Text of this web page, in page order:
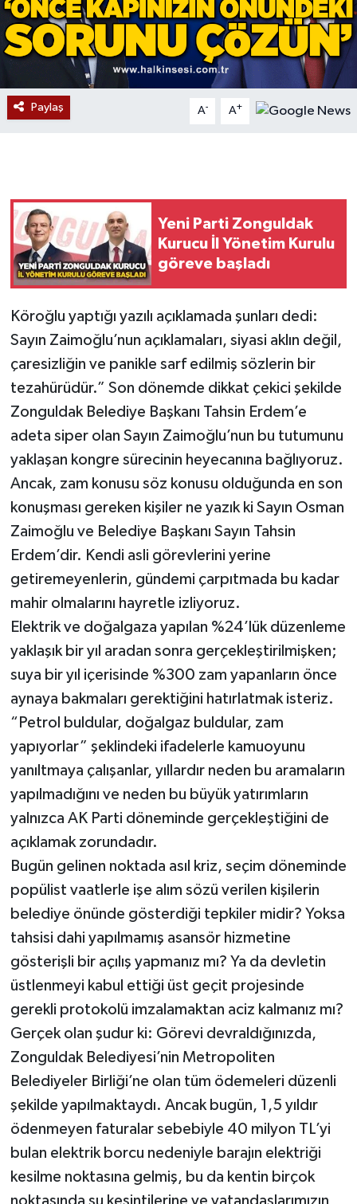
Paylaş A- A+
Yeni Parti Zonguldak
Kurucu İl Yönetim Kurulu
göreve başladı
Köroğlu yaptığı yazılı açıklamada şunları dedi:
Sayın Zaimoğlu’nun açıklamaları, siyasi aklın değil,
çaresizliğin ve panikle sarf edilmiş sözlerin bir
tezahürüdür.” Son dönemde dikkat çekici şekilde
Zonguldak Belediye Başkanı Tahsin Erdem’e
adeta siper olan Sayın Zaimoğlu’nun bu tutumunu
yaklaşan kongre sürecinin heyecanına bağlıyoruz.
Ancak, zam konusu söz konusu olduğunda en son
konuşması gereken kişiler ne yazık ki Sayın Osman
Zaimoğlu ve Belediye Başkanı Sayın Tahsin
Erdem’dir. Kendi asli görevlerini yerine
getiremeyenlerin, gündemi çarpıtmada bu kadar
mahir olmalarını hayretle izliyoruz.
Elektrik ve doğalgaza yapılan %24’lük düzenleme
yaklaşık bir yıl aradan sonra gerçekleştirilmişken;
suya bir yıl içerisinde %300 zam yapanların önce
aynaya bakmaları gerektiğini hatırlatmak isteriz.
“Petrol buldular, doğalgaz buldular, zam
yapıyorlar” şeklindeki ifadelerle kamuoyunu
yanıltmaya çalışanlar, yıllardır neden bu aramaların
yapılmadığını ve neden bu büyük yatırımların
yalnızca AK Parti döneminde gerçekleştiğini de
açıklamak zorundadır.
Bugün gelinen noktada asıl kriz, seçim döneminde
popülist vaatlerle işe alım sözü verilen kişilerin
belediye önünde gösterdiği tepkiler midir? Yoksa
tahsisi dahi yapılmamış asansör hizmetine
gösterişli bir açılış yapmanız mı? Ya da devletin
üstlenmeyi kabul ettiği üst geçit projesinde
gerekli protokolü imzalamaktan aciz kalmanız mı?
Gerçek olan şudur ki: Görevi devraldığınızda,
Zonguldak Belediyesi’nin Metropoliten
Belediyeler Birliği’ne olan tüm ödemeleri düzenli
şekilde yapılmaktaydı. Ancak bugün, 1,5 yıldır
ödenmeyen faturalar sebebiyle 40 milyon TL’yi
bulan elektrik borcu nedeniyle barajın elektriği
kesilme noktasına gelmiş, bu da kentin birçok
Düzce
Eğitim
Ekonomi
GÜNDEM
İş ilanı
Kilimli
Kültür - Sanat
MAGAZİN
Politika
Resmi İlan
Röportaj
Sağlık
SİYASET
Ulusal
Yaşam